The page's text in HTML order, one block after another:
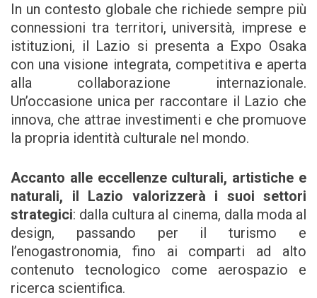
In un contesto globale che richiede sempre più
connessioni tra territori, università, imprese e
istituzioni, il Lazio si presenta a Expo Osaka
con una visione integrata, competitiva e aperta
alla collaborazione internazionale.
Un’occasione unica per raccontare il Lazio che
innova, che attrae investimenti e che promuove
la propria identità culturale nel mondo.
Accanto alle eccellenze culturali, artistiche e
naturali, il Lazio valorizzerà i suoi settori
strategici: dalla cultura al cinema, dalla moda al
design, passando per il turismo e
l’enogastronomia, fino ai comparti ad alto
contenuto tecnologico come aerospazio e
ricerca scientifica.